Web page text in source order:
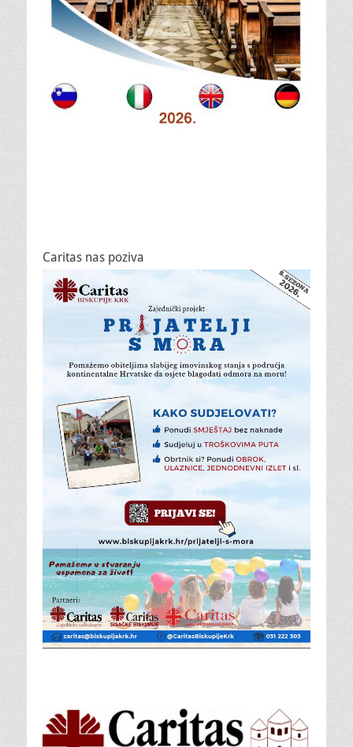
Caritas nas poziva